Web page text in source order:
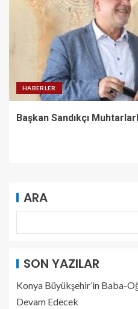
HABERLER
Başkan Sandıkçı
ARA
SON YAZILAR
Konya Büyükşehir’in Baba-
Devam Edecek